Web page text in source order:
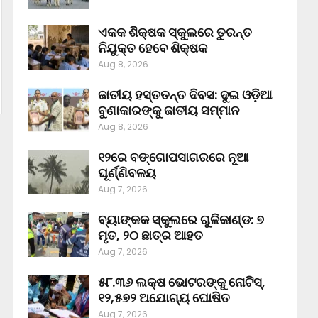
ଏକକ ଶିକ୍ଷକ ସ୍କୁଲରେ ତୁରନ୍ତ
ନିଯୁକ୍ତ ହେବେ ଶିକ୍ଷକ
Aug 8, 2026
ଜାତୀୟ ହସ୍ତତନ୍ତ ଦିବସ: ଦୁଇ ଓଡ଼ିଆ
ବୁଣାକାରଙ୍କୁ ଜାତୀୟ ସମ୍ମାନ
Aug 8, 2026
୧୨ରେ ବଙ୍ଗୋପସାଗରରେ ନୂଆ
ଘୂର୍ଣ୍ଣିବଳୟ
Aug 7, 2026
ବ୍ୟାଙ୍କକ ସ୍କୁଲରେ ଗୁଳିକାଣ୍ଡ: ୭
ମୃତ, ୨୦ ଛାତ୍ର ଆହତ
Aug 7, 2026
୫୮.୩୬ ଲକ୍ଷ ଭୋଟରଙ୍କୁ ନୋଟିସ୍‌,
୧୨,୫୭୨ ଅଯୋଗ୍ୟ ଘୋଷିତ
Aug 7, 2026